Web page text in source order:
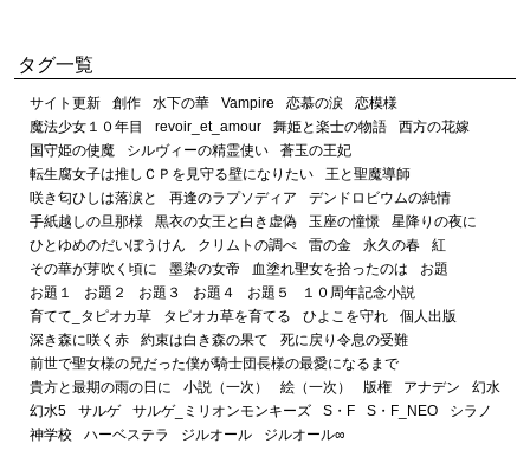
タグ一覧
サイト更新 創作 水下の華 Vampire 恋慕の涙
恋模様
魔法少女１０年目
revoir_et_amour 舞姫と楽士の物語
西方の花嫁
国守姫の使魔
シルヴィーの精霊使い
蒼玉の王妃
転生腐女子は推しＣＰを見守る壁になりたい
王と聖魔導師
咲き匂ひしは落涙と
再逢のラプソディア
デンドロビウムの純情
手紙越しの旦那様
黒衣の女王と白き虚偽 玉座の憧憬
星降りの夜に
ひとゆめのだいぼうけん
クリムトの調べ 雷の金 永久の春
紅
その華が芽吹く頃に
墨染の女帝 血塗れ聖女を拾ったのは
お題
お題１
お題２ お題３ お題４ お題５
１０周年記念小説
育てて_タピオカ草
タピオカ草を育てる ひよこを守れ
個人出版
深き森に咲く赤
約束は白き森の果て
死に戻り令息の受難
前世で聖女様の兄だった僕が騎士団長様の最愛になるまで
貴方と最期の雨の日に
小説（一次） 絵（一次） 版権 アナデン
幻水
幻水5
サルゲ サルゲ_ミリオンモンキーズ S・F S・F_NEO
シラノ
神学校
ハーベステラ ジルオール
ジルオール∞